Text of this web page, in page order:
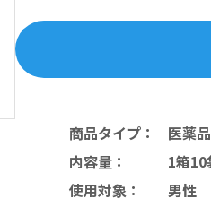
商品タイプ：
医薬品
内容量：
1箱10
使用対象：
男性